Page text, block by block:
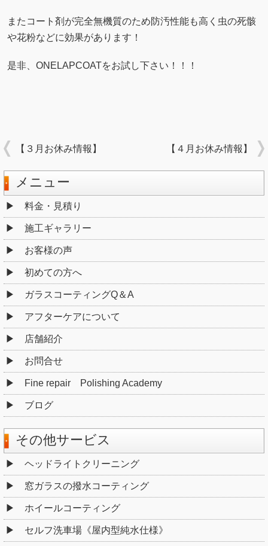
またコート剤が完全無機質のため防汚性能も高く虫の死骸
や花粉などに効果があります！
是非、ONELAPCOATをお試し下さい！！！
【３月お休み情報】 【４月お休み情報】
メニュー
料金・見積り
施工ギャラリー
お客様の声
初めての方へ
ガラスコーティングQ＆A
アフターケアについて
店舗紹介
お問合せ
Fine repair Polishing Academy
ブログ
その他サービス
ヘッドライトクリーニング
窓ガラスの撥水コーティング
ホイールコーティング
セルフ洗車場《屋内型純水仕様》